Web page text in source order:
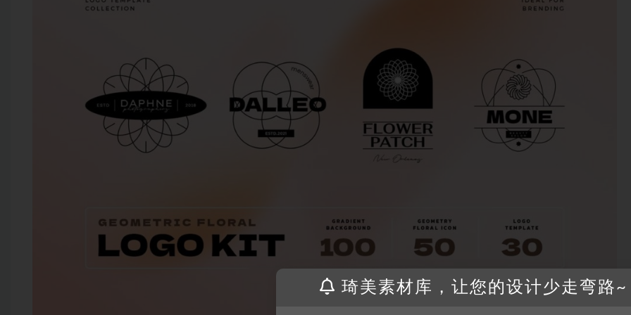
琦美素材库，让您的设计少走弯路~